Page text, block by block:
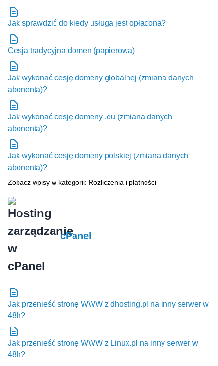
Jak sprawdzić do kiedy usługa jest opłacona?
Cesja tradycyjna domen (papierowa)
Jak wykonać cesję domeny globalnej (zmiana danych
abonenta)?
Jak wykonać cesję domeny .eu (zmiana danych
abonenta)?
Jak wykonać cesję domeny polskiej (zmiana danych
abonenta)?
Zobacz wpisy w kategorii: Rozliczenia i płatności
cPanel
Jak przenieść stronę WWW z dhosting.pl na inny serwer w
48h?
Jak przenieść stronę WWW z Linux.pl na inny serwer w
48h?